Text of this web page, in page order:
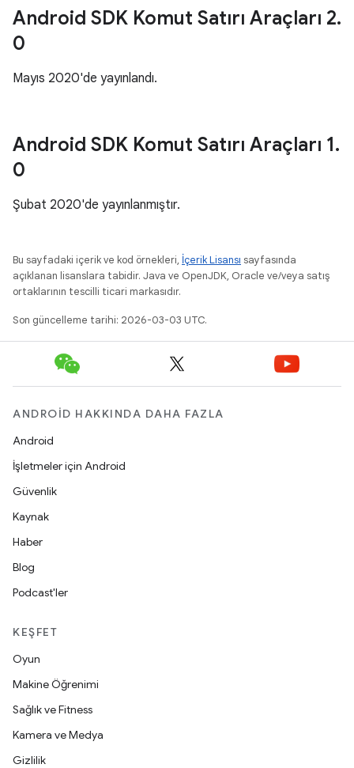
Android SDK Komut Satırı Araçları 2.
0
Mayıs 2020'de yayınlandı.
Android SDK Komut Satırı Araçları 1.
0
Şubat 2020'de yayınlanmıştır.
Bu sayfadaki içerik ve kod örnekleri, İçerik Lisansı sayfasında
açıklanan lisanslara tabidir. Java ve OpenJDK, Oracle ve/veya satış
ortaklarının tescilli ticari markasıdır.
Son güncelleme tarihi: 2026-03-03 UTC.
ANDROID HAKKINDA DAHA FAZLA
Android
İşletmeler için Android
Güvenlik
Kaynak
Haber
Blog
Podcast'ler
KEŞFET
Oyun
Makine Öğrenimi
Sağlık ve Fitness
Kamera ve Medya
Gizlilik